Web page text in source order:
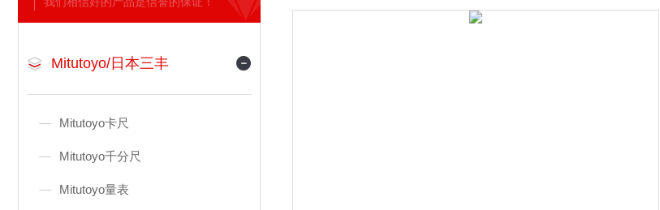
Mitutoyo/日本三丰
Mitutoyo卡尺
Mitutoyo千分尺
Mitutoyo量表